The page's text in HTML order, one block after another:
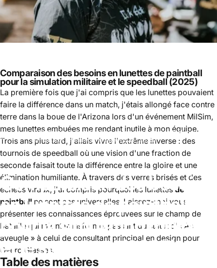
Comparaison des besoins en lunettes de paintball pour la
simulation militaire et le speedball (2025)
Comparaisondesbesoins
enlunettesdepaintball
pourla simulation militaire
etlespeedball(2025)
Comparaison des besoins en lunettes de paintball
pour la simulation militaire et le speedball (2025)
La première fois que j'ai compris que les lunettes pouvaient
faire la différence dans un match, j'étais allongé face contre
terre dans la boue de l'Arizona lors d'un événement MilSim,
mes lunettes embuées me rendant inutile à mon équipe.
Trois ans plus tard, j'allais vivre l'extrême inverse : des
tournois de speedball où une vision d'une fraction de
seconde faisait toute la différence entre la gloire et une
élimination humiliante. À travers des verres brisés et des
échecs viraux, j'ai compris pourquoi les lunettes de
paintball ne sont pas universelles. Laissez-moi vous
présenter les connaissances éprouvées sur le champ de
bataille qui m'ont transformé, passant du statut d'« As
aveugle » à celui de consultant principal en design pour
Overo Glasses.
Table des matières